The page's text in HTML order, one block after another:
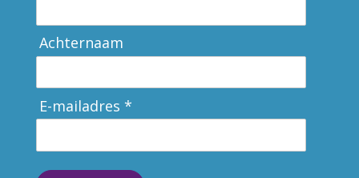
Achternaam
E-mailadres *